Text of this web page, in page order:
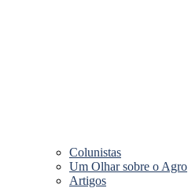
Colunistas
Um Olhar sobre o Agro
Artigos